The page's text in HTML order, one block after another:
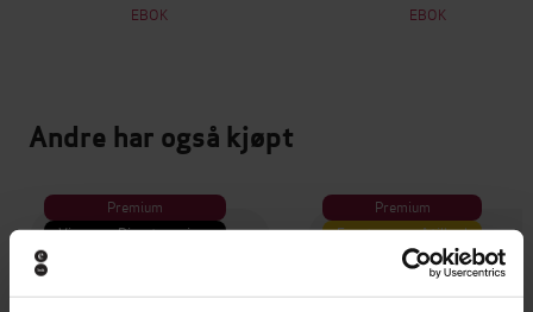
EBOK EBOK
Andre har også kjøpt
Premium
Vinner av Rivertonprisen
Premium
Første gang på tilbud